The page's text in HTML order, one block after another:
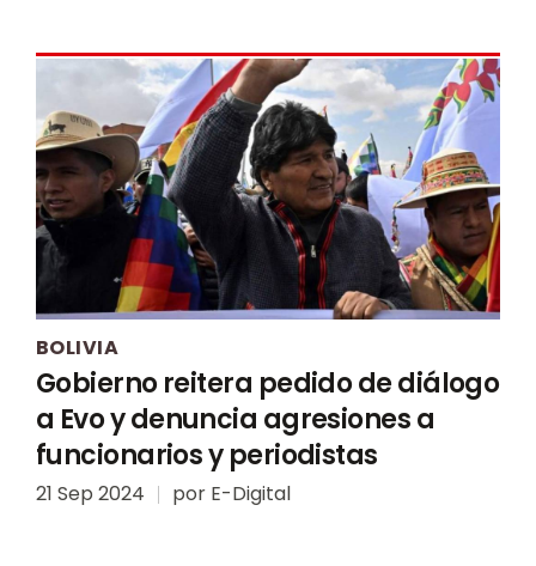
BOLIVIA
Gobierno reitera pedido de diálogo
a Evo y denuncia agresiones a
funcionarios y periodistas
21 Sep 2024 por E-Digital